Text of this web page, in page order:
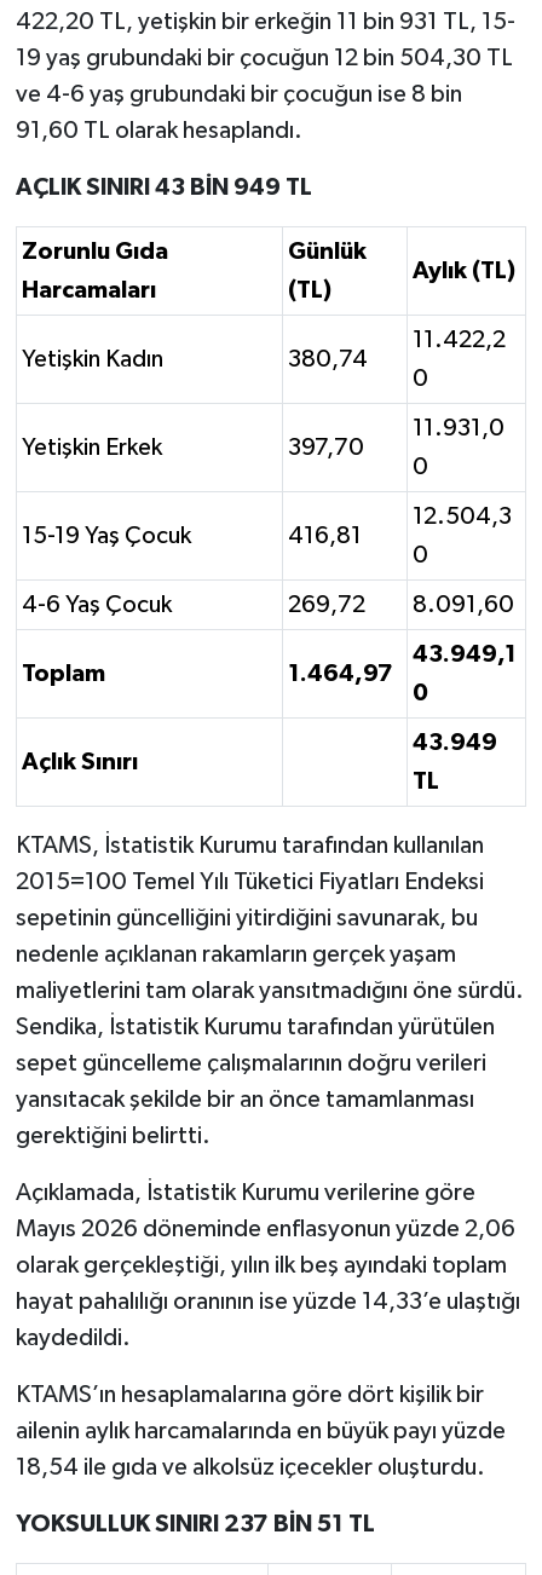
422,20 TL, yetişkin bir erkeğin 11 bin 931 TL, 15-
19 yaş grubundaki bir çocuğun 12 bin 504,30 TL
ve 4-6 yaş grubundaki bir çocuğun ise 8 bin
91,60 TL olarak hesaplandı.
AÇLIK SINIRI 43 BİN 949 TL
Zorunlu Gıda
Harcamaları
Günlük
(TL)
Aylık (TL)
Yetişkin Kadın 380,74
11.422,2
0
Yetişkin Erkek 397,70
11.931,0
0
15-19 Yaş Çocuk 416,81
12.504,3
0
4-6 Yaş Çocuk 269,72 8.091,60
Toplam 1.464,97
43.949,1
0
Açlık Sınırı
43.949
TL
KTAMS, İstatistik Kurumu tarafından kullanılan
2015=100 Temel Yılı Tüketici Fiyatları Endeksi
sepetinin güncelliğini yitirdiğini savunarak, bu
nedenle açıklanan rakamların gerçek yaşam
maliyetlerini tam olarak yansıtmadığını öne sürdü.
Sendika, İstatistik Kurumu tarafından yürütülen
sepet güncelleme çalışmalarının doğru verileri
yansıtacak şekilde bir an önce tamamlanması
gerektiğini belirtti.
Açıklamada, İstatistik Kurumu verilerine göre
Mayıs 2026 döneminde enflasyonun yüzde 2,06
olarak gerçekleştiği, yılın ilk beş ayındaki toplam
hayat pahalılığı oranının ise yüzde 14,33’e ulaştığı
kaydedildi.
KTAMS’ın hesaplamalarına göre dört kişilik bir
ailenin aylık harcamalarında en büyük payı yüzde
18,54 ile gıda ve alkolsüz içecekler oluşturdu.
YOKSULLUK SINIRI 237 BİN 51 TL